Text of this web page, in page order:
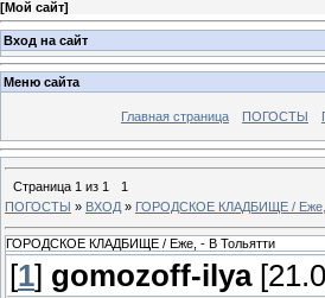
[Мой сайт]
Вход на сайт
Меню сайта
Главная страница ПОГОСТЫ
Страница 1 из 1
1
ПОГОСТЫ » ВХОД » ГОРОДСКОЕ КЛАДБИЩЕ / Еже,
ГОРОДСКОЕ КЛАДБИЩЕ / Еже, - В Тольятти
[1] gomozoff-ilya